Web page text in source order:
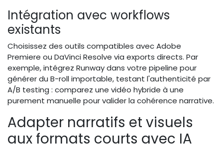
Intégration avec workflows
existants
Choisissez des outils compatibles avec Adobe
Premiere ou DaVinci Resolve via exports directs. Par
exemple, intégrez Runway dans votre pipeline pour
générer du B-roll importable, testant l'authenticité par
A/B testing : comparez une vidéo hybride à une
purement manuelle pour valider la cohérence narrative.
Adapter narratifs et visuels
aux formats courts avec IA